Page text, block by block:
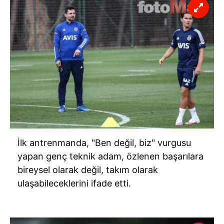
İlk antrenmanda, "Ben değil, biz" vurgusu
yapan genç teknik adam, özlenen başarılara
bireysel olarak değil, takım olarak
ulaşabileceklerini ifade etti.